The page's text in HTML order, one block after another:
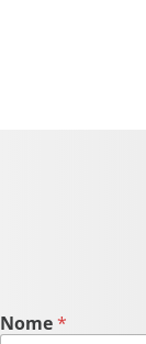
Nome*